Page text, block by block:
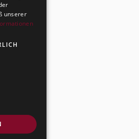
unserer